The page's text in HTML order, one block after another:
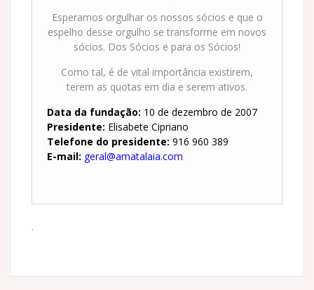
Esperamos orgulhar os nossos sócios e que o
espelho desse orgulho se transforme em novos
sócios. Dos Sócios e para os Sócios!
Como tal, é de vital importância existirem,
terem as quotas em dia e serem ativos.
Data da fundação: 10 de dezembro de 2007
Presidente: Elisabete Cipriano
Telefone do presidente: 916 960 389
E-mail: geral@amatalaia.com
.